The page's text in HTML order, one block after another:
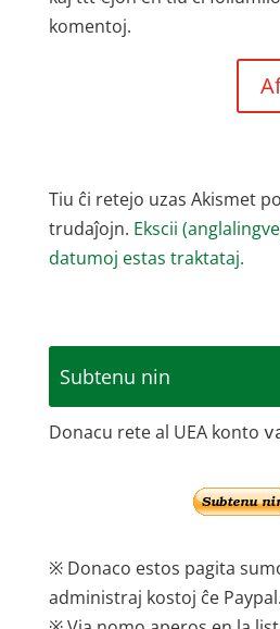
komentoj.
Tiu ĉi retejo uzas Akismet
trudaĵojn. Ekscii
datumoj estas traktataj.
Subtenu nin
Donacu rete al UEA konto
※ Donaco estos pagita
administraj kostoj ĉe Paypal.